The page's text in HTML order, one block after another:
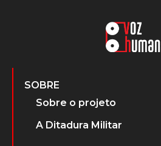
SOBRE
Sobre o projeto
A Ditadura Militar